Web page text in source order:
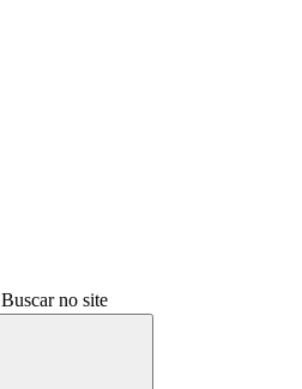
Buscar no site